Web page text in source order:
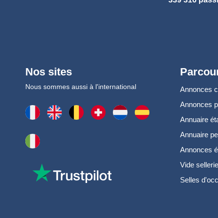
Nos sites
Nous sommes aussi à l'international
Annonces
Annonces
Annuaire
Annuaire
Annonces
Vide sellerie
Selles